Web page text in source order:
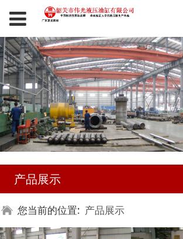
产品展示
您当前的位置: 产品展示